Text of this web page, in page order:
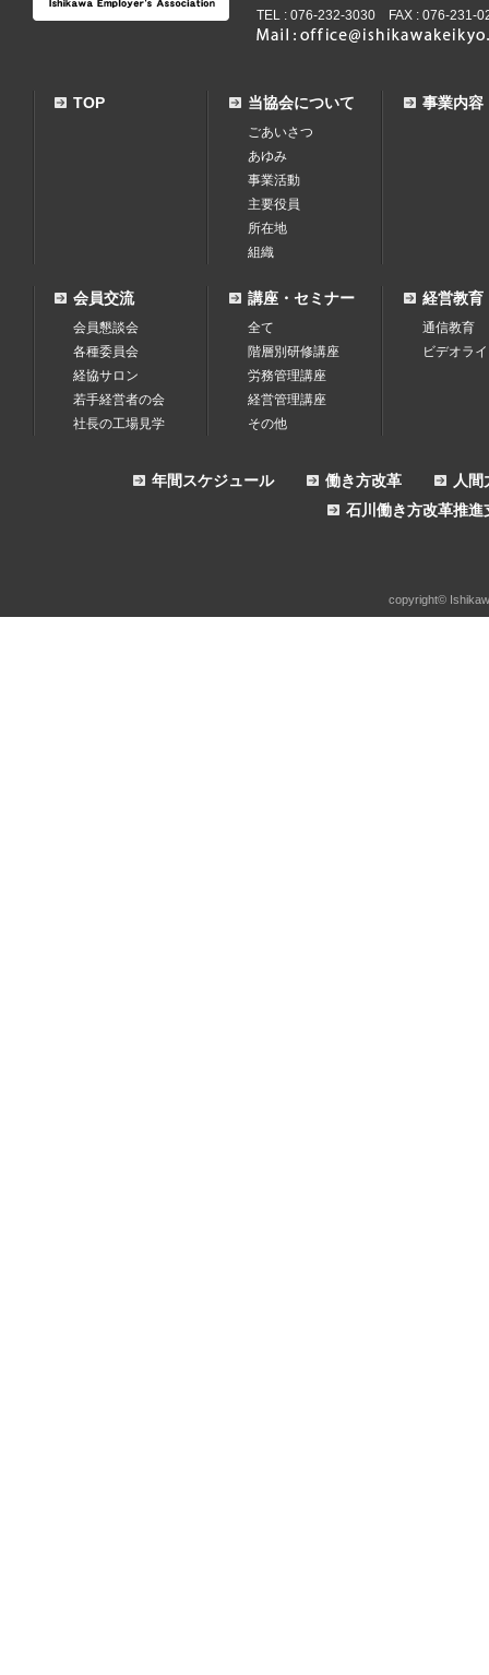
TEL : 076-232-3030 FAX : 076-231-
TOP 当協会について
ごあいさつ
あゆみ
事業活動
主要役員
所在地
組織
事業内容
会員交流
会員懇談会
各種委員会
経協サロン
若手経営者の会
社長の工場見学
講座・セミナー
全て
階層別研修講座
労務管理講座
経営管理講座
その他
経営教育
通信教育
ビデオラ
人
働き方改革
年間スケジュール
石川働き方改革推進
copyright©